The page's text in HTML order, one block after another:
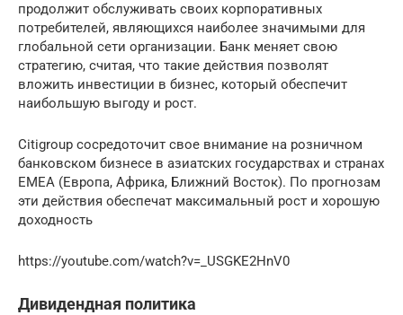
продолжит обслуживать своих корпоративных
потребителей, являющихся наиболее значимыми для
глобальной сети организации. Банк меняет свою
стратегию, считая, что такие действия позволят
вложить инвестиции в бизнес, который обеспечит
наибольшую выгоду и рост.
Citigroup сосредоточит свое внимание на розничном
банковском бизнесе в азиатских государствах и странах
EMEA (Европа, Африка, Ближний Восток). По прогнозам
эти действия обеспечат максимальный рост и хорошую
доходность
https://youtube.com/watch?v=_USGKE2HnV0
Дивидендная политика